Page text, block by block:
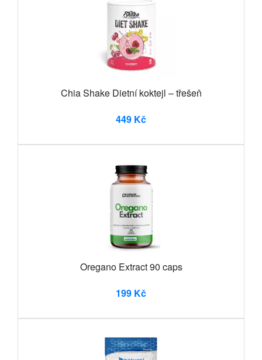
Chia Shake Dietní koktejl – třešeň
449 Kč
Oregano Extract 90 caps
199 Kč